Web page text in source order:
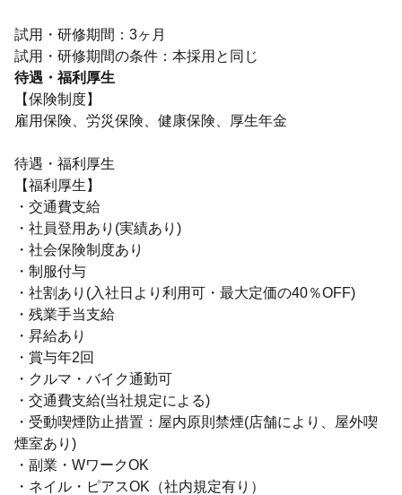
試用・研修期間：3ヶ月
待遇・福利厚生
【保険制度】
雇用保険、労災保険、健康保険、厚生年金
待遇・福利厚生
【福利厚生】
・交通費支給
・社員登用あり(実績あり)
・社会保険制度あり
・制服付与
・社割あり(入社日より利用可・最大定価の40％OFF)
・残業手当支給
・昇給あり
・賞与年2回
・クルマ・バイク通勤可
・交通費支給(当社規定による)
・受動喫煙防止措置：屋内原則禁煙(店舗により、屋外喫
煙室あり)
・副業・WワークOK
・ネイル・ピアスOK（社内規定有り）